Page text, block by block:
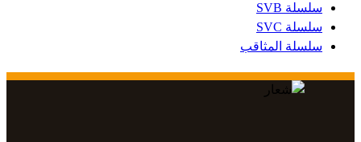
سلسلة SVB
سلسلة SVC
سلسلة المثاقب